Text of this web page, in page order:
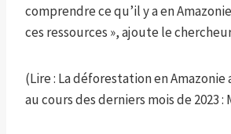
comprendre ce qu’il y a en
ces ressources », ajoute le
(Lire : La déforestation en
au cours des derniers mois de 2023